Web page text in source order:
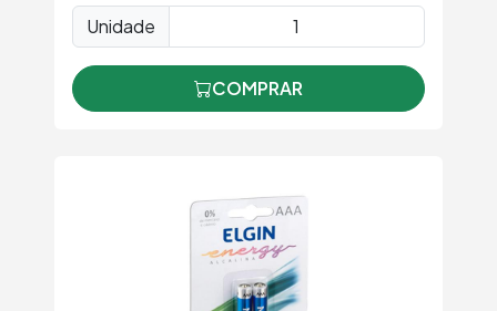
Unidade
COMPRAR